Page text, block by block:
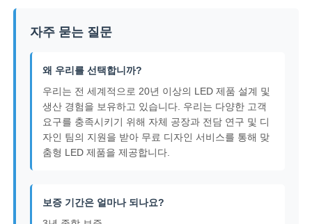
자주 묻는 질문
왜 우리를 선택합니까?
우리는 전 세계적으로 20년 이상의 LED 제품 설계 및
생산 경험을 보유하고 있습니다. 우리는 다양한 고객
요구를 충족시키기 위해 자체 공장과 전담 연구 및 디
자인 팀의 지원을 받아 무료 디자인 서비스를 통해 맞
춤형 LED 제품을 제공합니다.
보증 기간은 얼마나 되나요?